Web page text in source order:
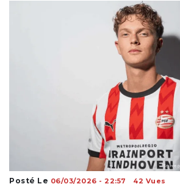
Posté Le 06/03/2026 - 22:57 42 Vues